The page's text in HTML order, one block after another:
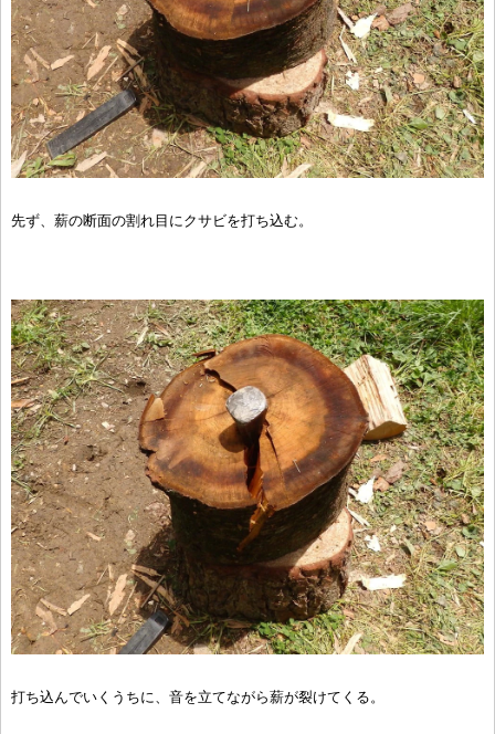
先ず、薪の断面の割れ目にクサビを打ち込む。
打ち込んでいくうちに、音を立てながら薪が裂けてくる。